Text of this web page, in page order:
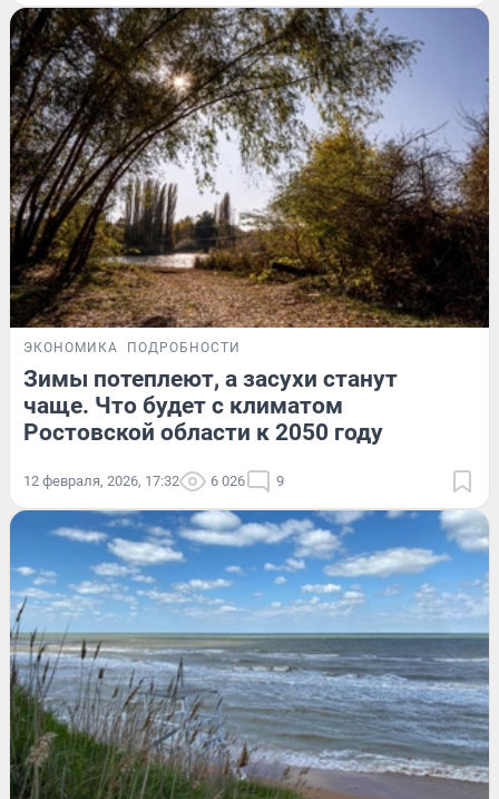
ЭКОНОМИКА ПОДРОБНОСТИ
Зимы потеплеют, а засухи станут
чаще. Что будет с климатом
Ростовской области к 2050 году
12 февраля, 2026, 17:32 6 026 9